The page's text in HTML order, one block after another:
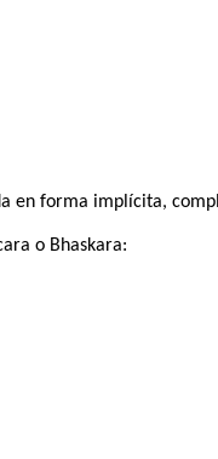
en forma implícita,
o Bhaskara: